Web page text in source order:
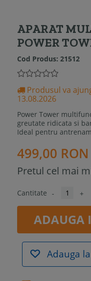
APARAT
POWER
Cod Produs: 21512
Produsul va
13.08.2026
Power Tower
greutate ridicata si
Ideal pentru
499,00 RON
Pretul cel mai
Cantitate - +
ADAUGA
Adauga